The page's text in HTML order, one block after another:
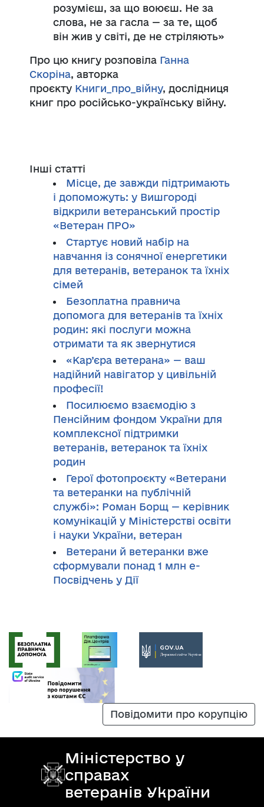
розумієш, за що воюєш. Не за
слова, не за гасла — за те, щоб
він жив у світі, де не стріляють»
Про цю книгу розповіла Ганна
Скоріна, авторка
проєкту Книги_про_війну, дослідниця
книг про російсько-українську війну.
Інші статті
Місце, де завжди підтримають
і допоможуть: у Вишгороді
відкрили ветеранський простір
«Ветеран ПРО»
Стартує новий набір на
навчання із сонячної енергетики
для ветеранів, ветеранок та їхніх
сімей
Безоплатна правнича
допомога для ветеранів та їхніх
родин: які послуги можна
отримати та як звернутися
«Кар’єра ветерана» — ваш
надійний навігатор у цивільній
професії!
Посилюємо взаємодію з
Пенсійним фондом України для
комплексної підтримки
ветеранів, ветеранок та їхніх
родин
Герої фотопроєкту «Ветерани
та ветеранки на публічній
службі»: Роман Борщ — керівник
комунікацій у Міністерстві освіти
і науки України, ветеран
Ветерани й ветеранки вже
сформували понад 1 млн е-
Посвідчень у Дії
Повідомити про корупцію
Міністерство у
справах
ветеранів України